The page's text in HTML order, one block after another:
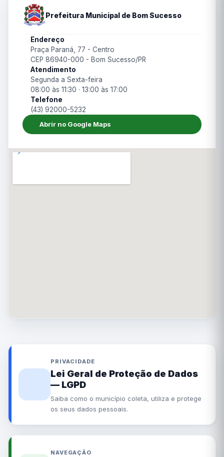
Prefeitura Municipal de Bom Sucesso
Endereço
Praça Paraná, 77 - Centro
CEP 86940-000 - Bom Sucesso/PR
Atendimento
Segunda a Sexta-feira
08:00 às 11:30 · 13:00 às 17:00
Telefone
(43) 92000-5232
Abrir no Google Maps
PRIVACIDADE
Lei Geral de Proteção de Dados
— LGPD
Saiba como o município coleta, utiliza e protege
os seus dados pessoais.
NAVEGAÇÃO